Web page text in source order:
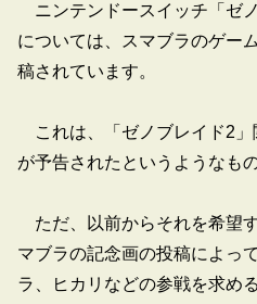
ニンテンドースイッチ「ゼ
については、スマブラのゲー
稿されています。
これは、「ゼノブレイド2」
が予告されたというようなも
ただ、以前からそれを希望
マブラの記念画の投稿によっ
ラ、ヒカリなどの参戦を求め